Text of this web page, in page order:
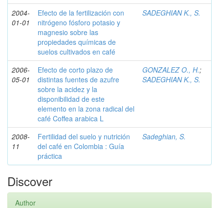
2004-
01-01
Efecto de la fertilización con
nitrógeno fósforo potasio y
magnesio sobre las
propiedades químicas de
suelos cultivados en café
SADEGHIAN K., S.
2006-
05-01
Efecto de corto plazo de
distintas fuentes de azufre
sobre la acidez y la
disponibilidad de este
elemento en la zona radical del
café Coffea arabica L
GONZALEZ O., H.;
SADEGHIAN K., S.
2008-
11
Fertilidad del suelo y nutrición
del café en Colombia : Guía
práctica
Sadeghian, S.
Discover
Author